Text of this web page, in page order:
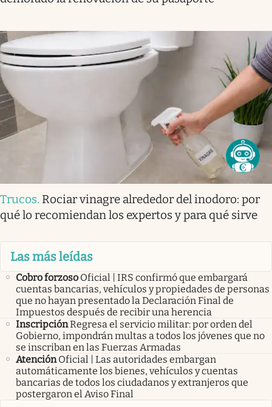
Trucos. Rociar vinagre alrededor del inodoro: por
qué lo recomiendan los expertos y para qué sirve
Las más leídas
Cobro forzoso Oficial | IRS confirmó que embargará
cuentas bancarias, vehículos y propiedades de personas
que no hayan presentado la Declaración Final de
Impuestos después de recibir una herencia
InscripciónRegresa el servicio militar: por orden del
Gobierno, impondrán multas a todos los jóvenes que no
se inscriban en las Fuerzas Armadas
Atención Oficial | Las autoridades embargan
automáticamente los bienes, vehículos y cuentas
bancarias de todos los ciudadanos y extranjeros que
postergaron el Aviso Final